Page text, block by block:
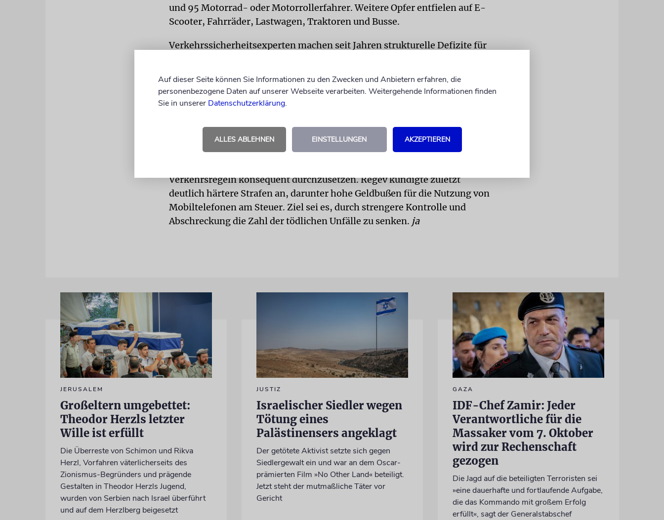
und 95 Motorrad- oder Motorrollerfahrer. Weitere Opfer entfielen auf E-
Scooter, Fahrräder, Lastwagen, Traktoren und Busse.
Verkehrssicherheitsexperten machen seit Jahren strukturelle Defizite für
Budgets. Ein mehrjähriger nationaler Sicherheitsplan, der bereits 2005
beschlossen wurde, blieb in zentralen Punkten unerfüllt. Auch ein neuer
monatelanger Verzögerung genehmigte, ist bislang kaum umgesetzt.
Behördenvertreter warnen, dass weder Polizei noch
Verkehrsregeln konsequent durchzusetzen. Regev kündigte zuletzt
deutlich härtere Strafen an, darunter hohe Geldbußen für die Nutzung von
Mobiltelefonen am Steuer. Ziel sei es, durch strengere Kontrolle und
Abschreckung die Zahl der tödlichen Unfälle zu senken. ja
JERUSALEM
Großeltern umgebettet:
Theodor Herzls letzter
Wille ist erfüllt
Die Überreste von Schimon und Rikva
Herzl, Vorfahren väterlicherseits des
Zionismus-Begründers und prägende
Gestalten in Theodor Herzls Jugend,
wurden von Serbien nach Israel überführt
und auf dem Herzlberg beigesetzt
JUSTIZ
Israelischer Siedler wegen
Tötung eines
Palästinensers angeklagt
Der getötete Aktivist setzte sich gegen
Siedlergewalt ein und war an dem Oscar-
prämierten Film »No Other Land« beteiligt.
Jetzt steht der mutmaßliche Täter vor
Gericht
GAZA
IDF-Chef Zamir: Jeder
Verantwortliche für die
Massaker vom 7. Oktober
wird zur Rechenschaft
gezogen
Die Jagd auf die beteiligten Terroristen sei
»eine dauerhafte und fortlaufende Aufgabe,
die das Kommando mit großem Erfolg
erfüllt«, sagt der Generalstabschef
Auf dieser Seite können Sie Informationen zu den Zwecken und Anbietern erfahren, die
personenbezogene Daten auf unserer Webseite verarbeiten. Weitergehende Informationen finden
Sie in unserer Datenschutzerklärung.
ALLES ABLEHNEN EINSTELLUNGEN AKZEPTIEREN